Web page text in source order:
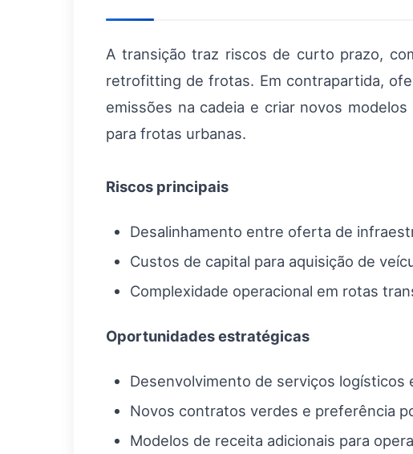
A transição traz riscos de curto prazo,
retrofitting de frotas. Em contrapartida,
emissões na cadeia e criar novos
para frotas urbanas.
Riscos principais
Desalinhamento entre oferta de
Custos de capital para aquisição de
Complexidade operacional em rotas
Oportunidades estratégicas
Desenvolvimento de serviços logísticos
Novos contratos verdes e preferência
Modelos de receita adicionais para